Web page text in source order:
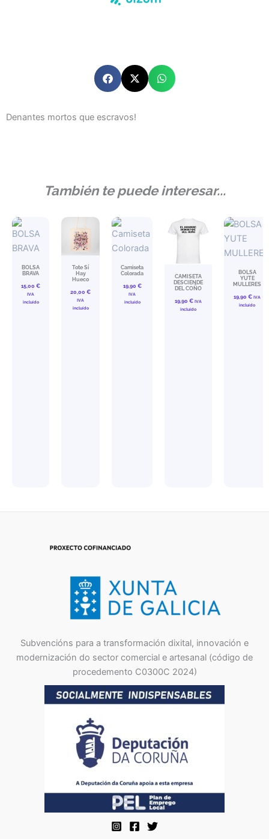
Denantes mortos que escravos!
También te puede interesar...
BOLSA
BRAVA
15,00 €
IVA
incluído
Tote Sí
Hay
Hueco
20,00 €
IVA
incluído
Camiseta
Colorada
19,90 €
IVA
incluído
CAMISETA
DESCIENDE
DEL COÑO
19,90 € IVA
incluído
BOLSA
YUTE
MULLERES
19,90 € IVA
incluído
Subvencións para a transformación dixital, innovación e
modernización do sector comercial e artesanal (código de
procedemento C0300C 2024)